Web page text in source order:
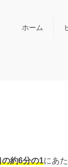
ホーム
約6分の1にあ